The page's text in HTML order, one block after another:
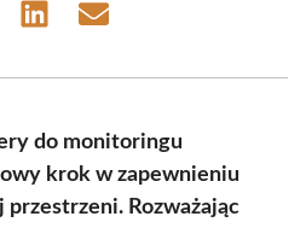
Share Share
do monitoringu
krok w zapewnieniu
przestrzeni. Rozważając